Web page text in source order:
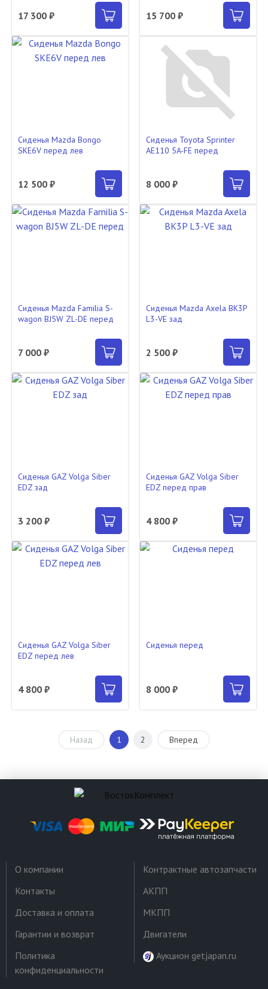
17 300 ₽ 15 700 ₽
Сиденья Mazda Bongo
SKE6V перед лев
12 500 ₽
Сиденья Toyota Sprinter
AE110 5A-FE перед
8 000 ₽
Сиденья Mazda Familia S-
wagon BJ5W ZL-DE перед
7 000 ₽
Сиденья Mazda Axela BK3P
L3-VE зад
2 500 ₽
Сиденья GAZ Volga Siber
EDZ зад
3 200 ₽
Сиденья GAZ Volga Siber
EDZ перед прав
4 800 ₽
Сиденья GAZ Volga Siber
EDZ перед лев
4 800 ₽
Сиденья перед
8 000 ₽
Назад 1 2 Вперед
О компании
Контакты
Доставка и оплата
Гарантии и возврат
Политика
конфиденциальности
Контрактные автозапчасти
АКПП
МКПП
Двигатели
Аукцион getjapan.ru